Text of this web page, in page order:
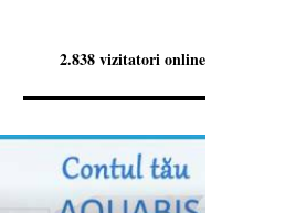
2.838 vizitatori online